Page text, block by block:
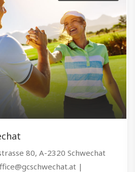
80, A-2320 Schwechat
|